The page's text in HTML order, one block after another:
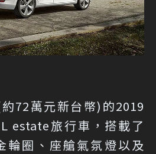
72萬元新台幣)的2019
estate旅行車，搭載了
輪圈、座艙氣氛燈以及